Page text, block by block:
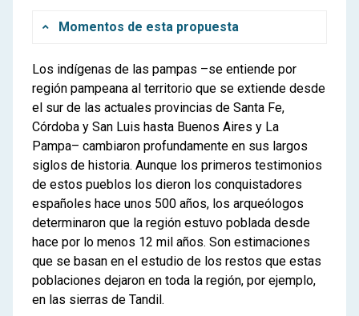
Momentos de esta propuesta
0
Orientaciones para docentes
Propuestas de trabajo para el aula
La conformación de una sociedad
de frontera
Las relaciones entre sociedades
indígenas y la sociedad hispano
criolla en los siglos XVI y XIX
2
Vida y relaciones entre indígenas e
hispano-criollos en la frontera sur en el
siglo XIX
Los indígenas de las pampas –se entiende por
región pampeana al territorio que se extiende desde
el sur de las actuales provincias de Santa Fe,
Córdoba y San Luis hasta Buenos Aires y La
Pampa– cambiaron profundamente en sus largos
siglos de historia. Aunque los primeros testimonios
de estos pueblos los dieron los conquistadores
españoles hace unos 500 años, los arqueólogos
determinaron que la región estuvo poblada desde
hace por lo menos 12 mil años. Son estimaciones
que se basan en el estudio de los restos que estas
poblaciones dejaron en toda la región, por ejemplo,
en las sierras de Tandil.